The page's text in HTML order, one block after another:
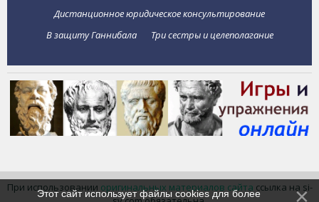
Дистанционное юридическое консультирование
В защиту Ганнибала
Три сестры и целеполагание
При использовании оригинальных материалов сайта ссылка на si-
Этот сайт использует файлы cookies для более